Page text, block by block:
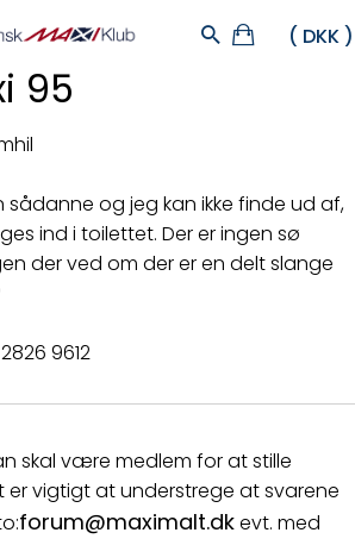
95
sådanne og jeg kan ikke finde ud af,
ind i toilettet. Der er ingen sø
der ved om der er en delt slange
9612
skal være medlem for at stille
er vigtigt at understrege at svarene
forum@maximalt.dkevt. med